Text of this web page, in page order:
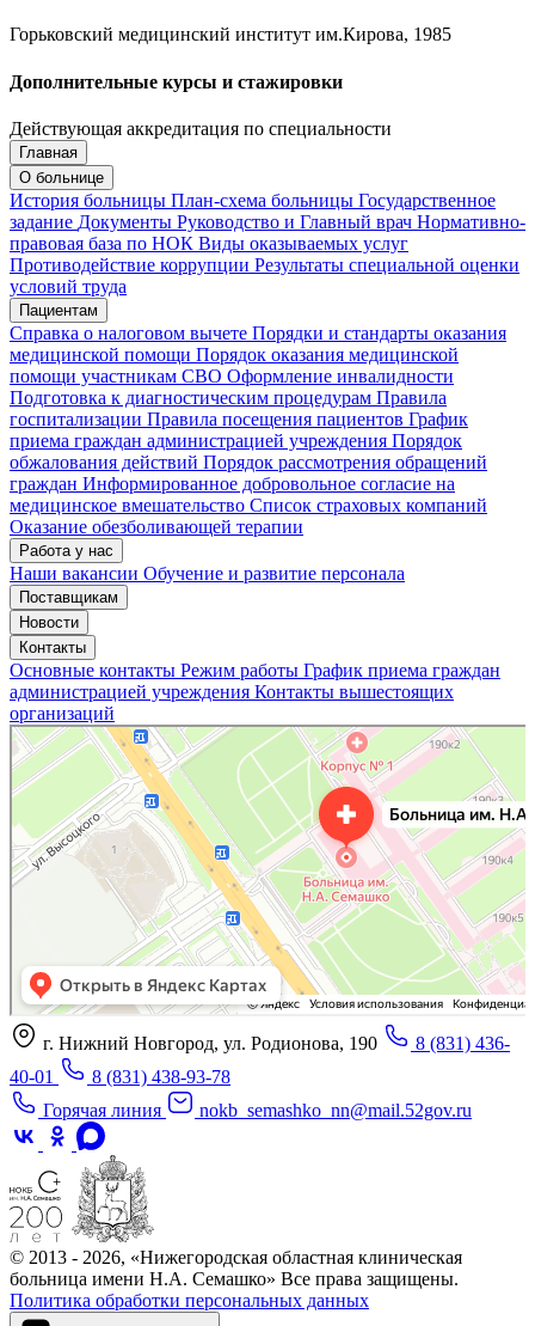
Горьковский медицинский институт им.Кирова, 1985
Дополнительные курсы и стажировки
Действующая аккредитация по специальности
Запись на приём
Подтвердить запись Отмена
Запись подтверждена
Мои записи
Главная
О больнице
История больницы План-схема больницы Государственное
задание Документы Руководство и Главный врач Нормативно-
правовая база по НОК Виды оказываемых услуг
Противодействие коррупции Результаты специальной оценки
условий труда
Пациентам
Справка о налоговом вычете Порядки и стандарты оказания
медицинской помощи Порядок оказания медицинской
помощи участникам СВО Оформление инвалидности
Подготовка к диагностическим процедурам Правила
госпитализации Правила посещения пациентов График
приема граждан администрацией учреждения Порядок
обжалования действий Порядок рассмотрения обращений
граждан Информированное добровольное согласие на
медицинское вмешательство Список страховых компаний
Оказание обезболивающей терапии
Работа у нас
Наши вакансии Обучение и развитие персонала
Поставщикам
Новости
Контакты
Основные контакты Режим работы График приема граждан
администрацией учреждения Контакты вышестоящих
организаций
«Нижегородская областная клиническая больница имени Н.А. Семашко»
Отделение больницы, госпиталя в Нижнем Новгороде
Больница для взрослых в Нижнем Новгороде
г. Нижний Новгород, ул. Родионова, 190
8 (831) 436-
40-01
8 (831) 438-93-78
Горячая линия
nokb_semashko_nn@mail.52gov.ru
© 2013 - 2026, «Нижегородская областная клиническая
больница имени Н.А. Семашко» Все права защищены.
Политика обработки персональных данных